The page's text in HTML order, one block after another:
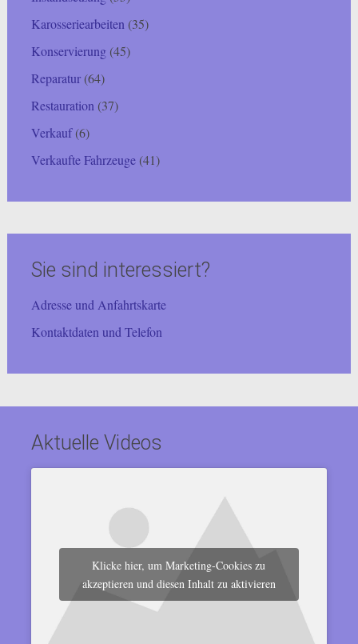
Karosseriearbeiten (35)
Konservierung(45)
Reparatur(64)
Restauration (37)
Verkauf(6)
Verkaufte Fahrzeuge(41)
Sie sind interessiert?
Adresse und Anfahrtskarte
Kontaktdaten und Telefon
Aktuelle Videos
Klicke hier, um Marketing-Cookies zu
akzeptieren und diesen Inhalt zu aktivieren